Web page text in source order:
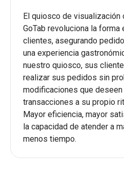
El quiosco de visualización
GoTab revoluciona la forma
clientes, asegurando
una experiencia
nuestro quiosco, sus
realizar sus pedidos sin
modificaciones que
transacciones a su propio
Mayor eficiencia, mayor
la capacidad de atender a
menos tiempo.